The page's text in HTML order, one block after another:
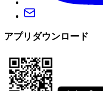
アプリダウンロード